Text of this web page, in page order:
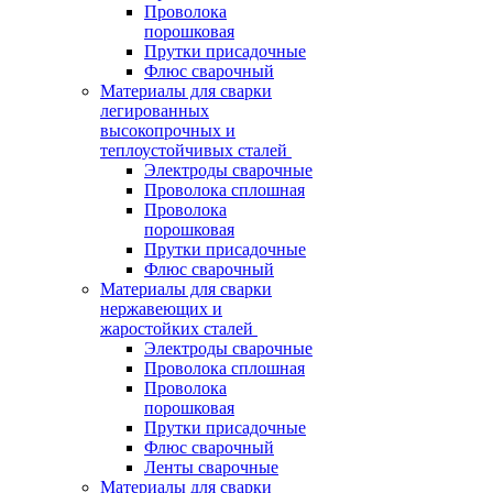
Проволока
порошковая
Прутки присадочные
Флюс сварочный
Материалы для сварки
легированных
высокопрочных и
теплоустойчивых сталей
Электроды сварочные
Проволока сплошная
Проволока
порошковая
Прутки присадочные
Флюс сварочный
Материалы для сварки
нержавеющих и
жаростойких сталей
Электроды сварочные
Проволока сплошная
Проволока
порошковая
Прутки присадочные
Флюс сварочный
Ленты сварочные
Материалы для сварки